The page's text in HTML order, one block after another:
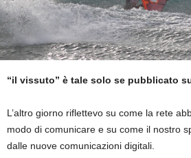
“il vissuto” è tale solo se pubblicato
L’altro giorno riflettevo su come la rete
modo di comunicare e su come il nostro
dalle nuove comunicazioni digitali.